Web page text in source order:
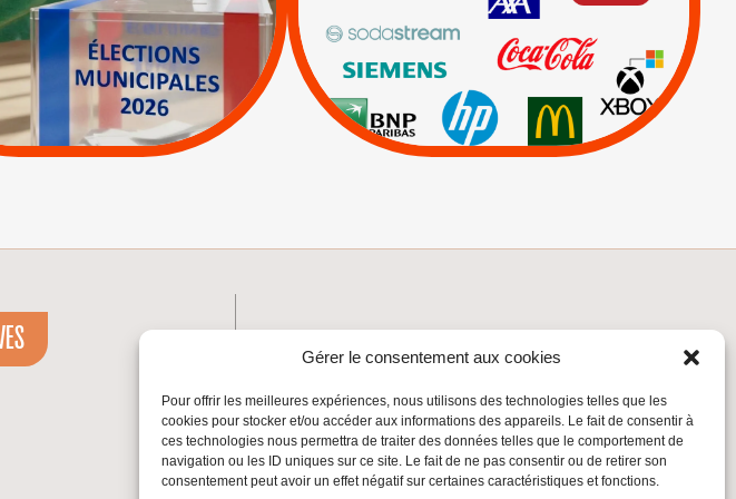
Gérer le consentement aux cookies
Pour offrir les meilleures expériences, nous utilisons des technologies telles que les
cookies pour stocker et/ou accéder aux informations des appareils. Le fait de consentir à
ces technologies nous permettra de traiter des données telles que le comportement de
navigation ou les ID uniques sur ce site. Le fait de ne pas consentir ou de retirer son
consentement peut avoir un effet négatif sur certaines caractéristiques et fonctions.
APPELS | Actus |
Espaces Sans
Apartheid
| Lettres d'interpellation
Keter |
Livres et brochures
Mehadrin | PUMA |
Sodastream
Visuels, tracts,
affiches,...
INSCRIVEZ-VOUS À LA NEWSLETTER
Email
Valider